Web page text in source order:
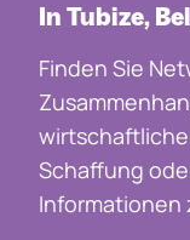
In Tubize,
Finden Sie
Schaffung
Informationen